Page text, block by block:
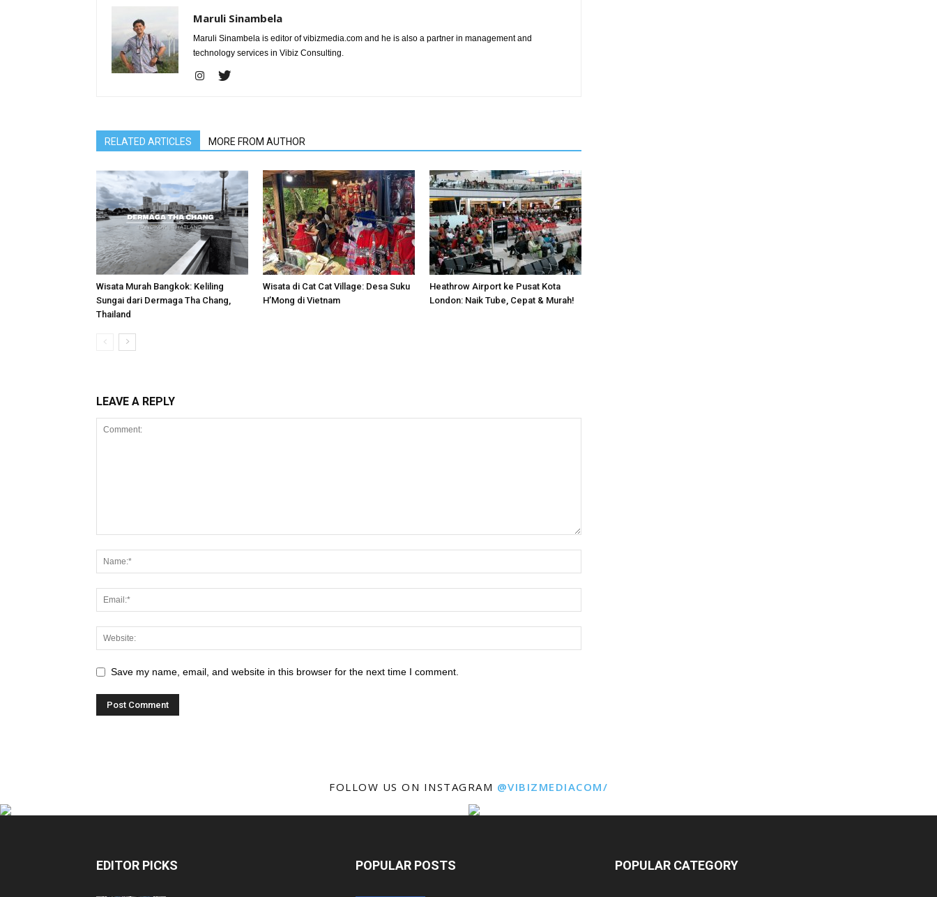
Maruli Sinambela
Maruli Sinambela is editor of vibizmedia.com and he is also a partner in management and
technology services in Vibiz Consulting.
RELATED ARTICLES MORE FROM AUTHOR
Wisata Murah Bangkok: Keliling
Sungai dari Dermaga Tha Chang,
Thailand
Wisata di Cat Cat Village: Desa Suku
H’Mong di Vietnam
Heathrow Airport ke Pusat Kota
London: Naik Tube, Cepat & Murah!
LEAVE A REPLY
Save my name, email, and website in this browser for the next time I comment.
FOLLOW US ON INSTAGRAM @VIBIZMEDIACOM/
EDITOR PICKS POPULAR POSTS POPULAR CATEGORY